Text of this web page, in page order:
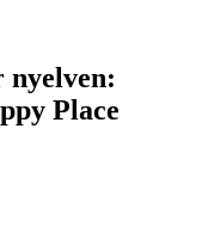
nyelven:
Place